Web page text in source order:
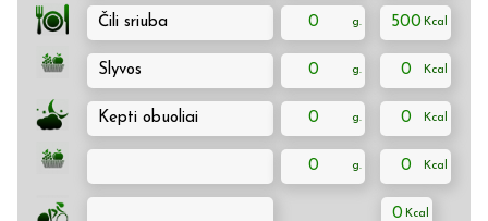
Čili sriuba 0 500
Slyvos 0 0
Kepti obuoliai 0 0
0 0
0